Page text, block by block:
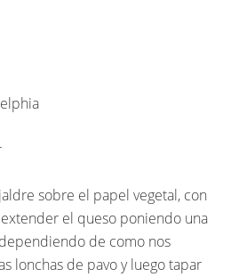
sobre el papel vegetal, con
el queso poniendo una
de como nos
lonchas de pavo y luego tapar